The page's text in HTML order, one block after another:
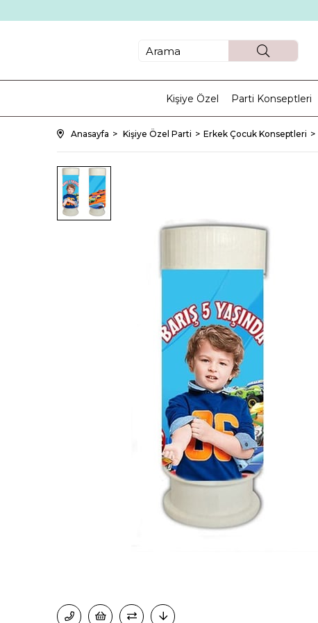
Kişiye Özel Parti Konseptleri
Anasayfa Kişiye Özel Parti Erkek Çocuk Konseptleri